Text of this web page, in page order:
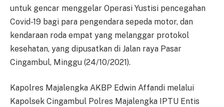
untuk gencar menggelar Operasi Yustisi pencegahan
Covid-19 bagi para pengendara sepeda motor, dan
kendaraan roda empat yang melanggar protokol
kesehatan, yang dipusatkan di Jalan raya Pasar
Cingambul, Minggu (24/10/2021).
Kapolres Majalengka AKBP Edwin Affandi melalui
Kapolsek Cingambul Polres Majalengka IPTU Entis